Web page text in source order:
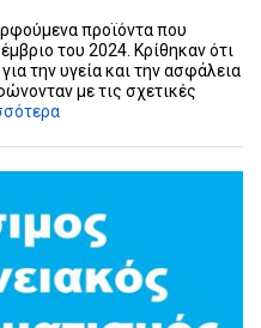
προϊόντα που
του 2024. Κρίθηκαν ότι
την υγεία και την ασφάλεια
με τις σχετικές